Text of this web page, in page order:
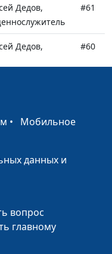
Дедов,
#61
Дедов,
#60
Дедов,
Дедов,
• Мобильное
данных и
вопрос
главному